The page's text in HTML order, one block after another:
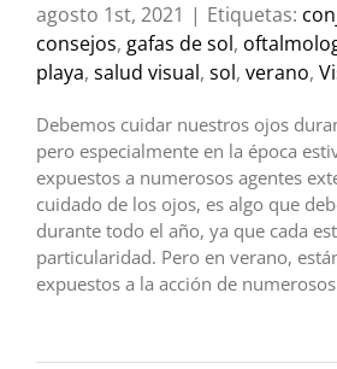
agosto 1st, 2021 | Etiquetas:
consejos, gafas de sol,
playa, salud visual, sol, verano,
Debemos cuidar nuestros ojos
pero especialmente en la época
expuestos a numerosos agentes
cuidado de los ojos, es algo que
durante todo el año, ya que cada
particularidad. Pero en verano,
expuestos a la acción de